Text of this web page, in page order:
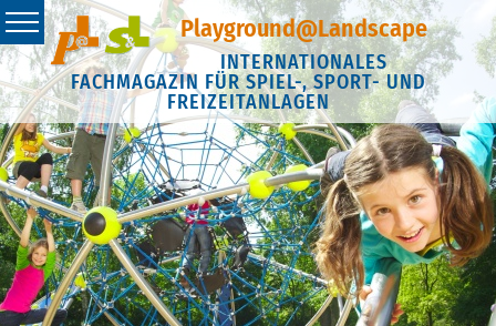
Playground@Landscape
INTERNATIONALES
FACHMAGAZIN FÜR SPIEL-, SPORT- UND
FREIZEITANLAGEN